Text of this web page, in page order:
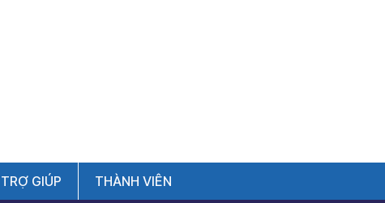
TRỢ GIÚP THÀNH VIÊN